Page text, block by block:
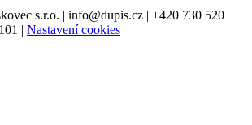
s.r.o. | info@dupis.cz | +420 730 520
| Nastavení cookies